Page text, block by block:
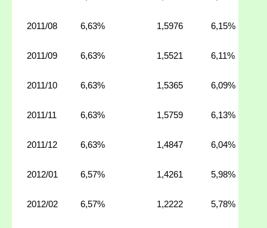
2011/08 6,63% 1,5976 6,15%
2011/09 6,63% 1,5521 6,11%
2011/10 6,63% 1,5365 6,09%
2011/11 6,63% 1,5759 6,13%
2011/12 6,63% 1,4847 6,04%
2012/01 6,57% 1,4261 5,98%
2012/02 6,57% 1,2222 5,78%